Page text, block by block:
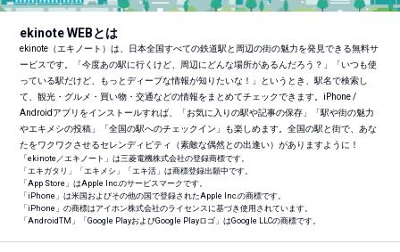
ekinote WEBとは
ekinote（エキノート）は、日本全国すべての鉄道駅と周辺の街の魅力を発見できる無料サ
ービスです。「今度あの駅に行くけど、周辺にどんな場所があるんだろう？」「いつも使
っている駅だけど、もっとディープな情報が知りたいな！」というとき、駅名で検索し
て、観光・グルメ・買い物・交通などの情報をまとめてチェックできます。iPhone /
Androidアプリをインストールすれば、「お気に入りの駅や記事の保存」「駅や街の魅力
やエキメシの投稿」「全国の駅へのチェックイン」も楽しめます。全国の駅と街で、あな
たをワクワクさせるセレンディピティ（素敵な偶然との出逢い）がありますように！
「ekinote／エキノート」は三菱電機株式会社の登録商標です。
「エキガタリ」「エキメシ」「エキ活」は商標登録出願中です。
「App Store」はApple Inc.のサービスマークです。
「iPhone」は米国およびその他の国で登録されたApple Inc.の商標です。
「iPhone」の商標はアイホン株式会社のライセンスに基づき使用されています。
「AndroidTM 」「Google PlayおよびGoogle Playロゴ」はGoogle LLCの商標です。